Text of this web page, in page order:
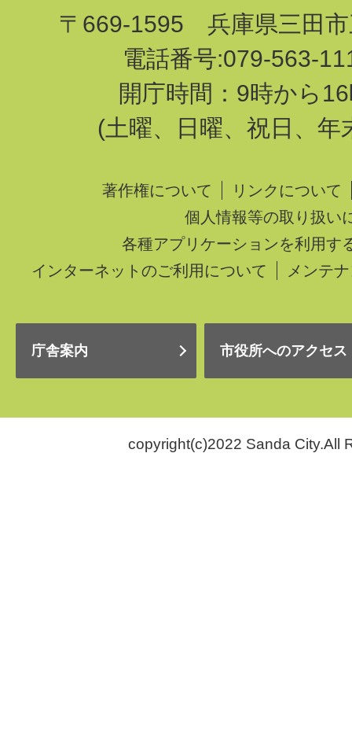
〒669-1595 兵庫県三田市
電話番号:079-563-
開庁時間：9時から
(土曜、日曜、祝日、年
著作権について
リンクについて
個人情報等の取り扱い
各種アプリケーションを利用す
インターネットのご利用について
メンテ
庁舎案内 市役所へのアクセス
copyright(c)2022 Sanda City.All